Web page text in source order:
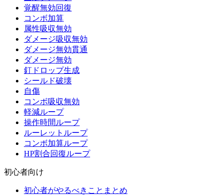
覚醒無効回復
コンボ加算
属性吸収無効
ダメージ吸収無効
ダメージ無効貫通
ダメージ無効
釘ドロップ生成
シールド破壊
自傷
コンボ吸収無効
軽減ループ
操作時間ループ
ルーレットループ
コンボ加算ループ
HP割合回復ループ
初心者向け
初心者がやるべきことまとめ